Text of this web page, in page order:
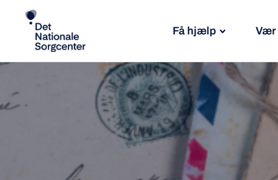
Få hjælp Vær
efter: